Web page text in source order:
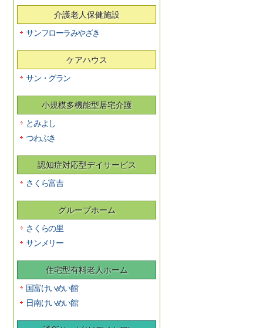
介護老人保健施設
サンフローラみやざき
ケアハウス
サン・グラン
小規模多機能型居宅介護
とみよし
つわぶき
認知症対応型デイサービス
さくら富吉
グループホーム
さくらの里
サンメリー
住宅型有料老人ホーム
国富けいめい館
日南けいめい館